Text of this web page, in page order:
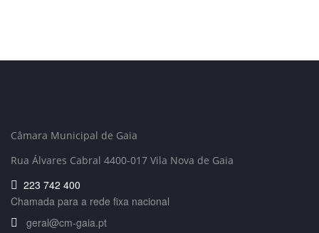
Câmara Municipal de Gaia
Rua Álvares Cabral 4400-017 Vila Nova de Gaia
223 742 400
Chamada para a rede fixa nacional
geral@cm-gaia.pt